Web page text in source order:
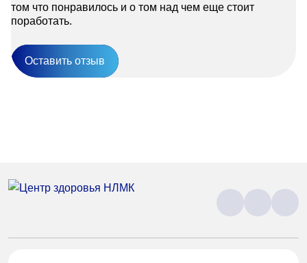
«Парус»
08:00–15:45
перерыв 12:00–12:30
том что понравилось и о том над чем еще стоит
поработать.
Оставить отзыв